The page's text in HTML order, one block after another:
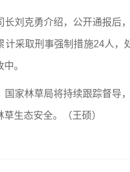
长刘克勇介绍，公开通报后
采取刑事强制措施24人，
。
国家林草局将持续跟踪督导
生态安全。 （王硕）